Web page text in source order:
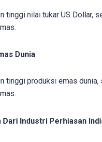
tinggi nilai tukar US Dollar,
Dunia
tinggi produksi emas dunia,
Industri Perhiasan